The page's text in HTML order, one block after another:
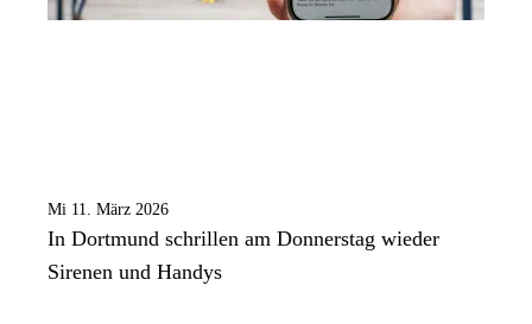
Mi 11. März 2026
In Dortmund schrillen am Donnerstag wieder
Sirenen und Handys